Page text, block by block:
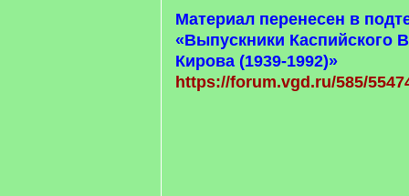
Материал перенесен в
«Выпускники
Кирова (1939-1992)»
https://forum.vgd.ru/585/